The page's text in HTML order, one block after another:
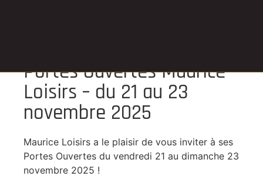
Portes Ouvertes Maurice
Loisirs – du 21 au 23
novembre 2025
Maurice Loisirs a le plaisir de vous inviter à ses
Portes Ouvertes du vendredi 21 au dimanche 23
novembre 2025 !